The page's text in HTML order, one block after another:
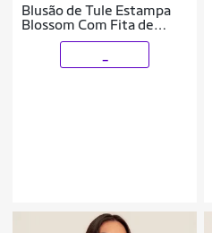
Blusão de Tule Estampa
Blossom Com Fita de
Silicone Donna Carioca